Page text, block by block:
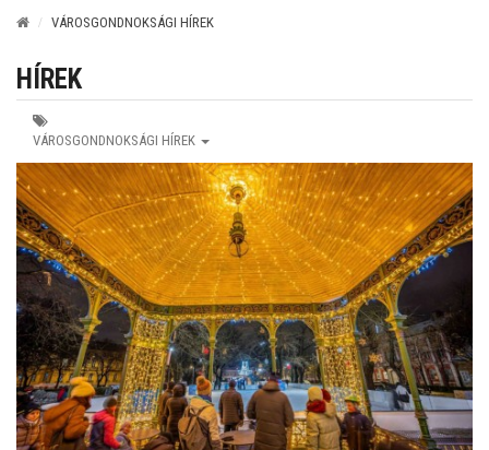
VÁROSGONDNOKSÁGI HÍREK
HÍREK
VÁROSGONDNOKSÁGI HÍREK